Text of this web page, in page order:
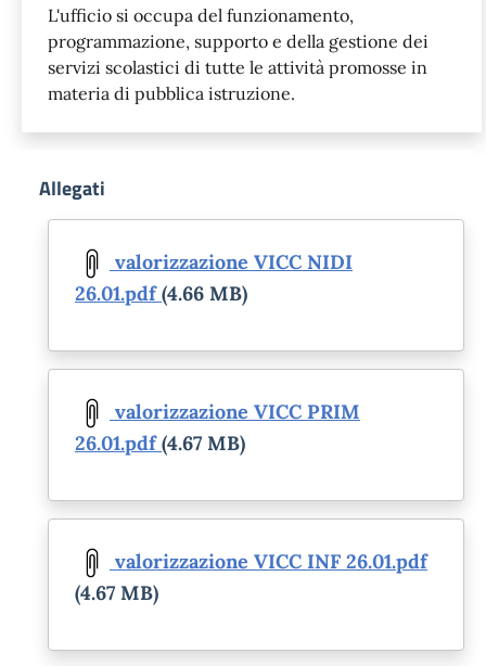
L'ufficio si occupa del funzionamento,
programmazione, supporto e della gestione dei
servizi scolastici di tutte le attività promosse in
materia di pubblica istruzione.
Allegati
valorizzazione VICC NIDI
26.01.pdf(4.66 MB)
valorizzazione VICC PRIM
26.01.pdf(4.67 MB)
valorizzazione VICC INF 26.01.pdf
(4.67 MB)